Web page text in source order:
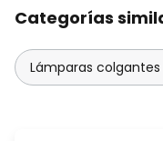
Categorías
Lámparas